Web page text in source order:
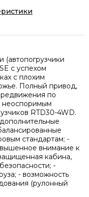
c успехом
с плохим
Полный привод,
по
неоспоримым
RTD30-4WD.
стандартам; -
внимание к
кабина,
-
- возможность
(рулонный